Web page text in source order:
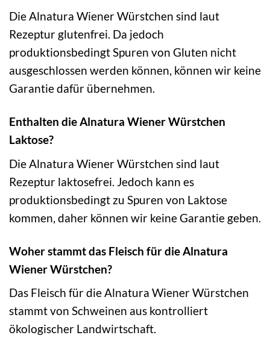
Die Alnatura Wiener Würstchen sind laut
Rezeptur glutenfrei. Da jedoch
produktionsbedingt Spuren von Gluten nicht
ausgeschlossen werden können, können wir keine
Garantie dafür übernehmen.
Enthalten die Alnatura Wiener Würstchen
Laktose?
Die Alnatura Wiener Würstchen sind laut
Rezeptur laktosefrei. Jedoch kann es
produktionsbedingt zu Spuren von Laktose
kommen, daher können wir keine Garantie geben.
Woher stammt das Fleisch für die Alnatura
Wiener Würstchen?
Das Fleisch für die Alnatura Wiener Würstchen
stammt von Schweinen aus kontrolliert
ökologischer Landwirtschaft.